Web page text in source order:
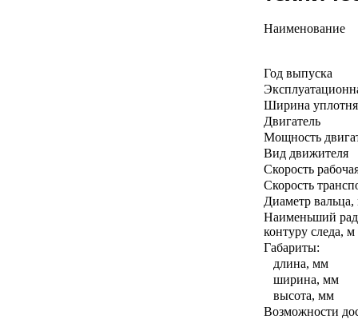
Наименование
Год выпуска
Ширина
Двигатель
Мощность
Вид движителя
Скорость
Скорость
Диаметр
Наименьший
контуру следа, м
Габариты:
длина, мм
ширина, мм
высота, мм
Возможности